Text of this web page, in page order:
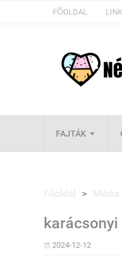
FŐOLDAL
FAJTÁK
Főoldal > Média
karácsonyi
2024-12-12